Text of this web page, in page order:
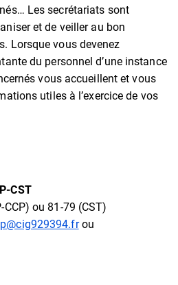
Les secrétariats sont
et de veiller au bon
Lorsque vous devenez
du personnel d’une instance
vous accueillent et vous
utiles à l’exercice de vos
CST
ou 81-79 (CST)
ou